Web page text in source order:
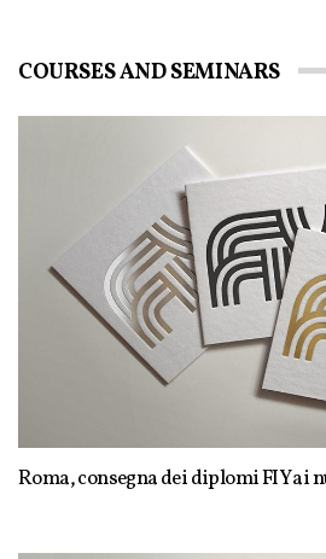
COURSES AND SEMINARS
Roma, consegna dei diplomi FIY ai